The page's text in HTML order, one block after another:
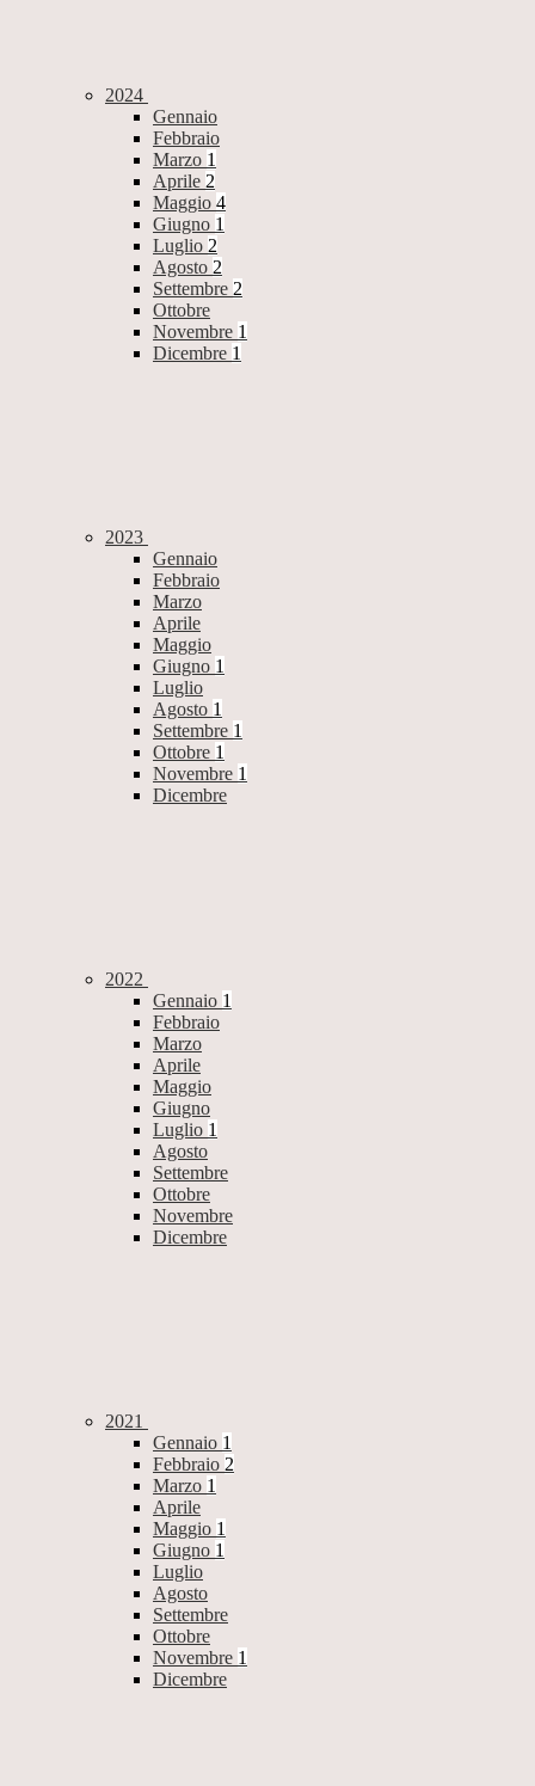
2024
Gennaio
Febbraio
Marzo 1
Aprile 2
Maggio 4
Giugno 1
Luglio 2
Agosto 2
Settembre 2
Ottobre
Novembre 1
Dicembre 1
2023
Gennaio
Febbraio
Marzo
Aprile
Maggio
Giugno 1
Luglio
Agosto 1
Settembre 1
Ottobre 1
Novembre 1
Dicembre
2022
Gennaio 1
Febbraio
Marzo
Aprile
Maggio
Giugno
Luglio 1
Agosto
Settembre
Ottobre
Novembre
Dicembre
2021
Gennaio 1
Febbraio 2
Marzo 1
Aprile
Maggio 1
Giugno 1
Luglio
Agosto
Settembre
Ottobre
Novembre 1
Dicembre